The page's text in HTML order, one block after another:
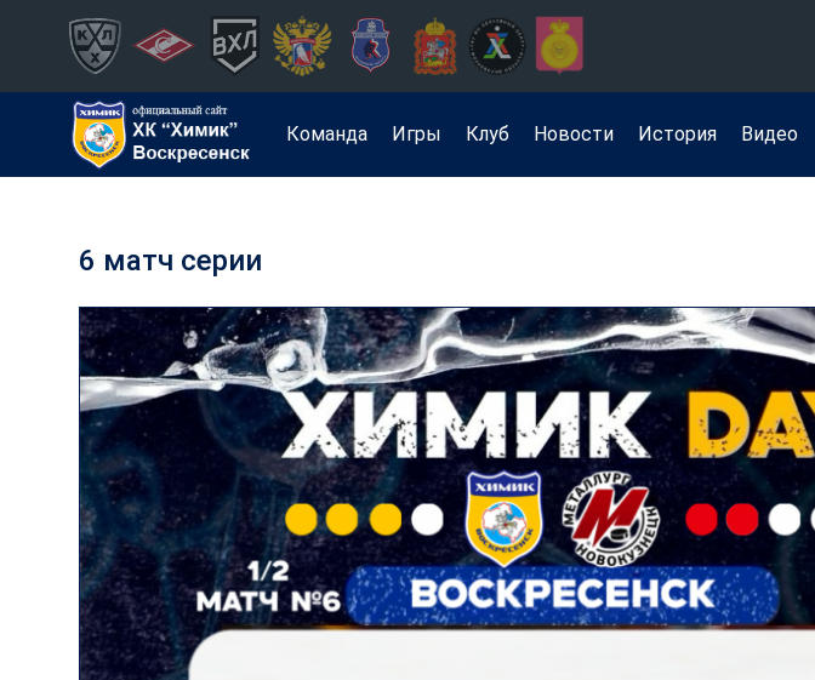
Команда Игры Клуб Новости История Видео
6 матч серии